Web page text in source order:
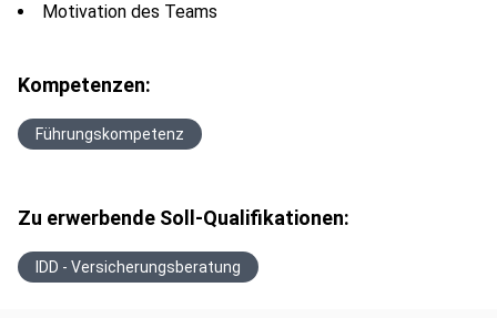
Motivation des Teams
Kompetenzen:
Führungskompetenz
Zu erwerbende Soll-Qualifikationen:
IDD - Versicherungsberatung